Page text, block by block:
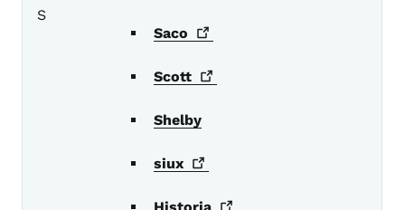
S
Saco
Scott
Shelby
siux